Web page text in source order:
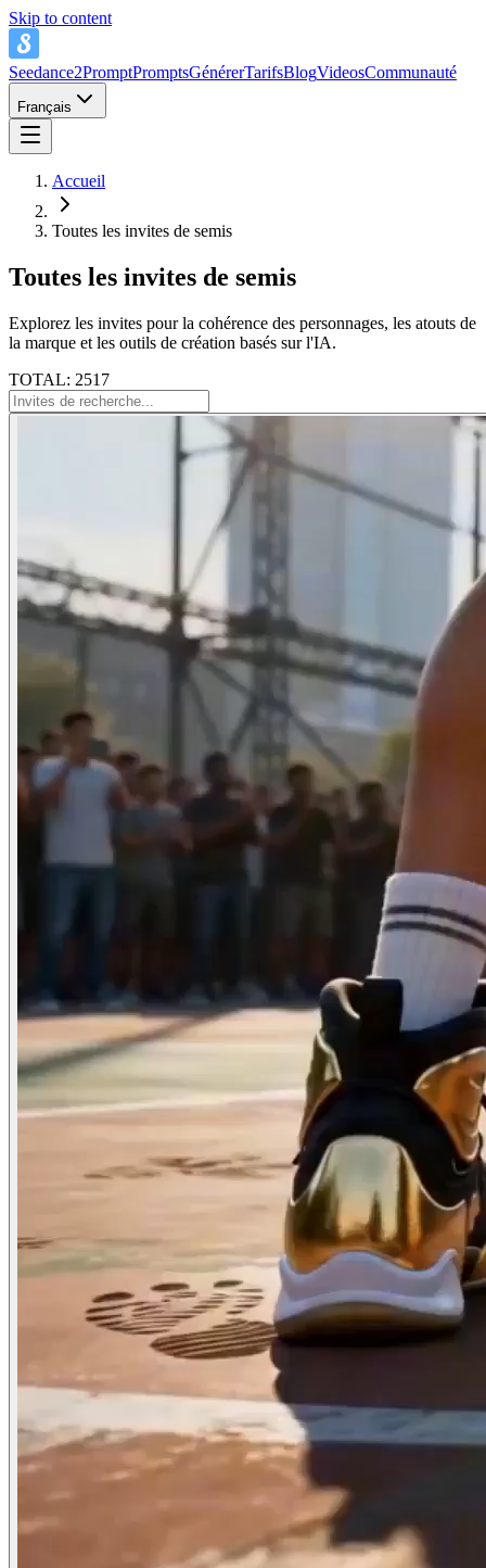
Skip to content
Seedance2PromptPromptsGénérerTarifsBlogVideosCommunauté
Français
Accueil
Toutes les invites de semis
Toutes les invites de semis
Explorez les invites pour la cohérence des personnages, les atouts de
la marque et les outils de création basés sur l'IA.
TOTAL: 2517